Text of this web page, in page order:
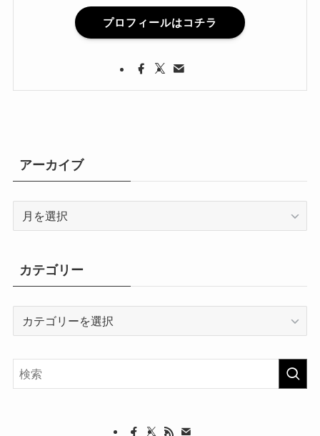
プロフィールはコチラ
アーカイブ
ブ
カテゴリー
リ